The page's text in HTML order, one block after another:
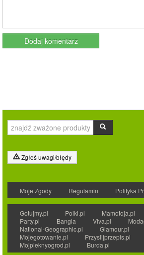
Zgłoś uwagi/błędy
Moje Zgody Regulamin Polityka
Gotujmy.pl Polki.pl Mamotoja.pl
Party.pl
Bangla Viva.pl
National-Geographic.pl
Glamour.pl
Mojegotowanie.pl
Przyslijprzepis.pl
Mojpieknyogrod.pl
Burda.pl